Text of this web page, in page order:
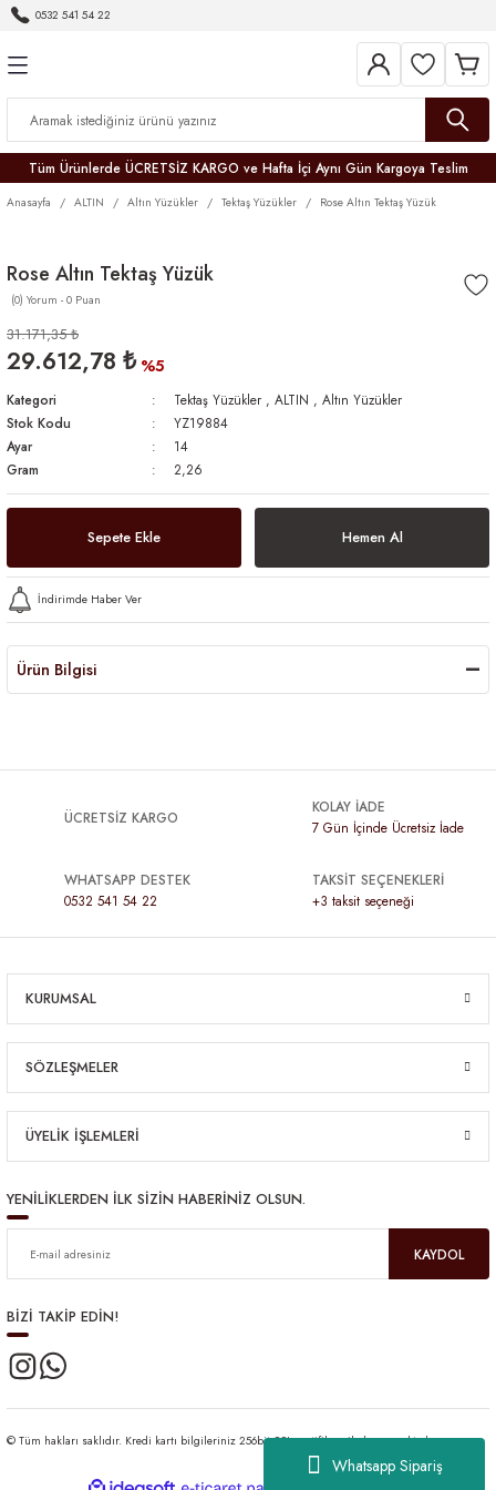
Whatsapp Sipariş
0532 541 54 22
Tüm Ürünlerde ÜCRETSİZ KARGO ve Hafta İçi Aynı Gün Kargoya Teslim
Anasayfa ALTIN Altın Yüzükler Tektaş Yüzükler Rose Altın Tektaş Yüzük
Rose Altın Tektaş Yüzük
(0) Yorum - 0 Puan
31.171,35 ₺
29.612,78 ₺ %5
Kategori Tektaş Yüzükler , ALTIN , Altın Yüzükler
Stok Kodu
YZ19884
Ayar
14
Gram
2,26
Sepete Ekle Hemen Al
İndirimde Haber Ver
Ürün Bilgisi
ÜCRETSİZ KARGO
KOLAY İADE
7 Gün İçinde Ücretsiz İade
WHATSAPP DESTEK
0532 541 54 22
TAKSİT SEÇENEKLERİ
+3 taksit seçeneği
KURUMSAL
SÖZLEŞMELER
ÜYELİK İŞLEMLERİ
YENİLİKLERDEN İLK SİZİN HABERİNİZ OLSUN.
KAYDOL
BİZİ TAKİP EDİN!
© Tüm hakları saklıdır. Kredi kartı bilgileriniz 256bit SSL sertifikası ile korunmaktadır.
ideasoft